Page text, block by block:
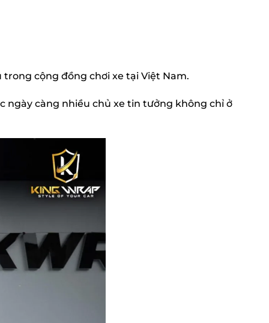
cộng đồng chơi xe tại Việt Nam.
ngày càng nhiều chủ xe tin tưởng không chỉ ở